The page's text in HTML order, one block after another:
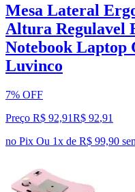
Mesa Lateral
Altura Regulavel
Notebook Laptop
Luvinco
7% OFF
Preço R$ 92,91R$ 92,91
no Pix Ou 1x de R$ 99,90